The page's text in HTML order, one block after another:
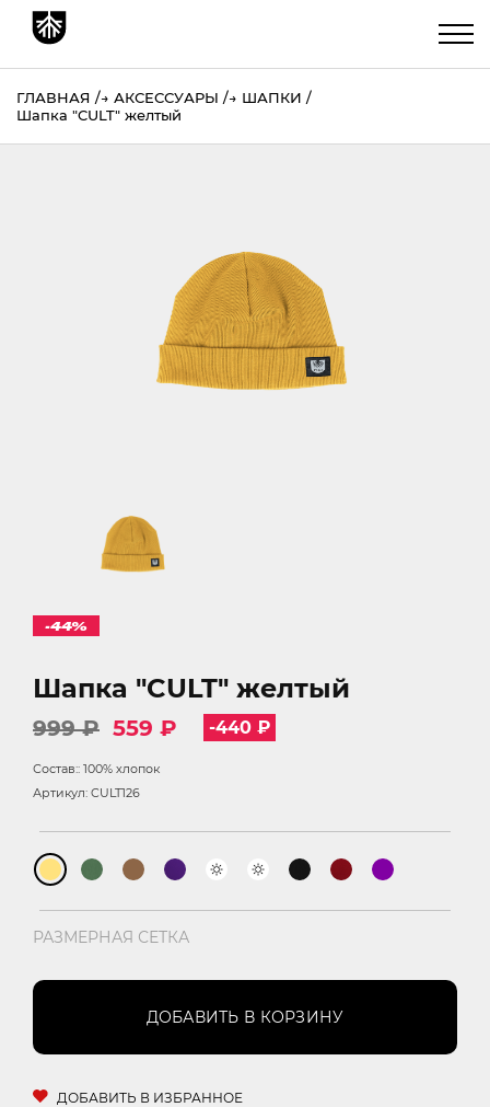
ГЛАВНАЯ → АКСЕССУАРЫ → ШАПКИ
Шапка "CULT" желтый
-44%
Шапка "CULT" желтый
999 ₽ 559 ₽ -440 ₽
Состав:: 100% хлопок
Артикул: CULT126
РАЗМЕРНАЯ СЕТКА
ДОБАВИТЬ В КОРЗИНУ
ДОБАВИТЬ В ИЗБРАННОЕ